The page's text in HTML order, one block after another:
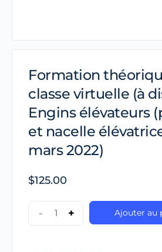
Formation
classe virtuelle (à
Engins élévateurs
et nacelle
mars 2022)
$125.00
- + Ajouter au